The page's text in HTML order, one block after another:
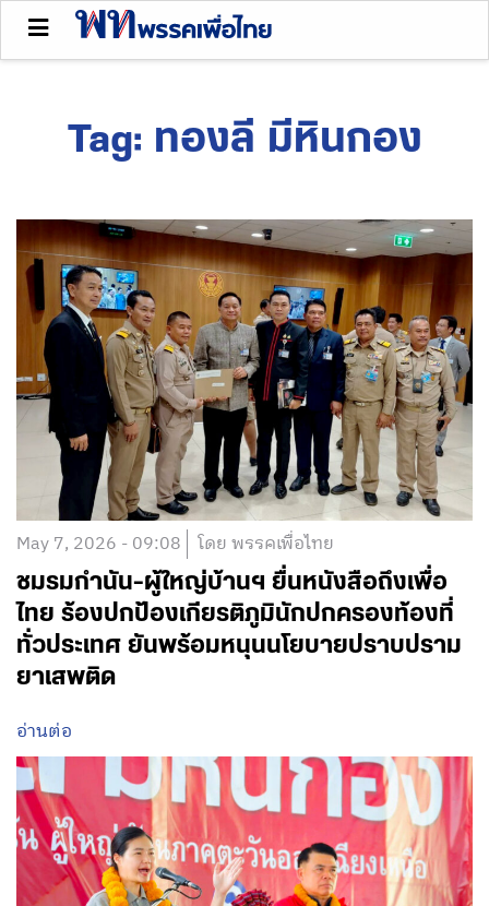
Tag: ทองลี มีหินกอง
May 7, 2026 - 09:08 โดย พรรคเพื่อไทย
ชมรมกำนัน-ผู้ใหญ่บ้านฯ ยื่นหนังสือถึงเพื่อ
ไทย ร้องปกป้องเกียรติภูมินักปกครองท้องที่
ทั่วประเทศ ยันพร้อมหนุนนโยบายปราบปราม
ยาเสพติด
อ่านต่อ